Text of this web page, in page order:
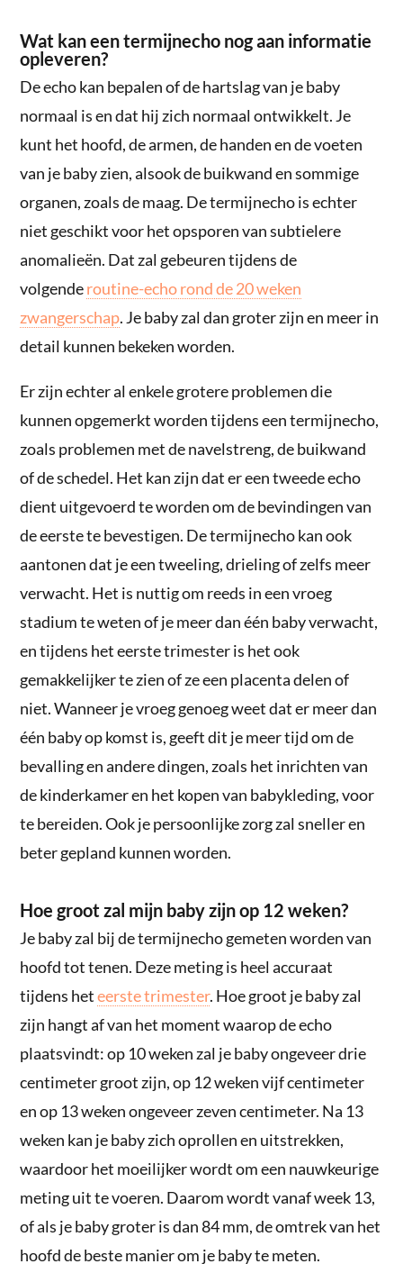
Wat kan een termijnecho nog aan informatie
opleveren?
De echo kan bepalen of de hartslag van je baby
normaal is en dat hij zich normaal ontwikkelt. Je
kunt het hoofd, de armen, de handen en de voeten
van je baby zien, alsook de buikwand en sommige
organen, zoals de maag. De termijnecho is echter
niet geschikt voor het opsporen van subtielere
anomalieën. Dat zal gebeuren tijdens de
volgenderoutine-echo rond de 20 weken
zwangerschap. Je baby zal dan groter zijn en meer in
detail kunnen bekeken worden.
Er zijn echter al enkele grotere problemen die
kunnen opgemerkt worden tijdens een termijnecho,
zoals problemen met de navelstreng, de buikwand
of de schedel. Het kan zijn dat er een tweede echo
dient uitgevoerd te worden om de bevindingen van
de eerste te bevestigen. De termijnecho kan ook
aantonen dat je een tweeling, drieling of zelfs meer
verwacht. Het is nuttig om reeds in een vroeg
stadium te weten of je meer dan één baby verwacht,
en tijdens het eerste trimester is het ook
gemakkelijker te zien of ze een placenta delen of
niet. Wanneer je vroeg genoeg weet dat er meer dan
één baby op komst is, geeft dit je meer tijd om de
bevalling en andere dingen, zoals het inrichten van
de kinderkamer en het kopen van babykleding, voor
te bereiden. Ook je persoonlijke zorg zal sneller en
beter gepland kunnen worden.
Hoe groot zal mijn baby zijn op 12 weken?
Je baby zal bij de termijnecho gemeten worden van
hoofd tot tenen. Deze meting is heel accuraat
tijdens heteerste trimester. Hoe groot je baby zal
zijn hangt af van het moment waarop de echo
plaatsvindt: op 10 weken zal je baby ongeveer drie
centimeter groot zijn, op 12 weken vijf centimeter
en op 13 weken ongeveer zeven centimeter. Na 13
weken kan je baby zich oprollen en uitstrekken,
waardoor het moeilijker wordt om een nauwkeurige
meting uit te voeren. Daarom wordt vanaf week 13,
of als je baby groter is dan 84 mm, de omtrek van het
hoofd de beste manier om je baby te meten.